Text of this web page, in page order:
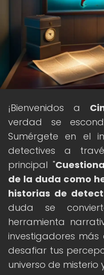
¡Bienvenidos a
verdad se
Sumérgete en el
detectives a
principal "
de la duda como
historias de
duda se
herramienta
investigadores más
desafiar tus
universo de misterio